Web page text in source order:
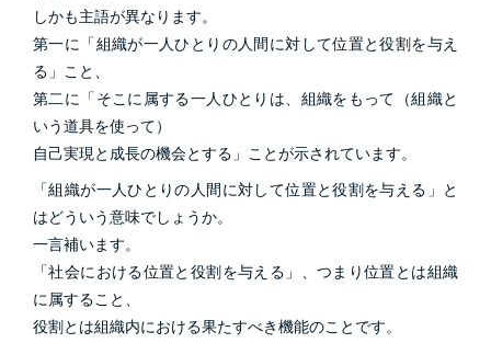
しかも主語が異なります。
第一に「組織が一人ひとりの人間に対して位置と役割を与え
る」こと、
第二に「そこに属する一人ひとりは、組織をもって（組織と
いう道具を使って）
自己実現と成長の機会とする」ことが示されています。
「組織が一人ひとりの人間に対して位置と役割を与える」と
はどういう意味でしょうか。
一言補います。
「社会における位置と役割を与える」、つまり位置とは組織
に属すること、
役割とは組織内における果たすべき機能のことです。